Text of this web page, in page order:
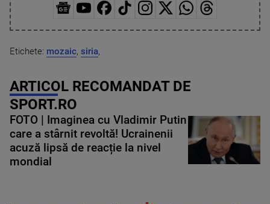
Etichete: mozaic, siria,
ARTICOL RECOMANDAT DE
SPORT.RO
FOTO | Imaginea cu Vladimir Putin
care a stârnit revoltă! Ucrainenii
acuză lipsă de reacție la nivel
mondial